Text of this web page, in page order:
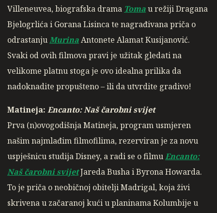
Villeneuvea, biografska drama Tomau režiji Dragana
Bjelogrlića i Gorana Lisinca te nagrađivana priča o
odrastanjuMurinaAntonete Alamat Kusijanović.
Svaki od ovih filmova pravi je užitak gledati na
velikome platnu stoga je ovo idealna prilika da
nadoknadite propušteno – ili da utvrdite gradivo!
Matineja: Encanto: Naš čarobni svijet
Prva (n)ovogodišnja Matineja, program usmjeren
našim najmlađim filmofilima, rezerviran je za novu
uspješnicu studija Disney, a radi se o filmuEncanto:
Naš čarobni svijetJareda Busha i Byrona Howarda.
To je priča o neobičnoj obitelji Madrigal, koja živi
skrivena u začaranoj kući u planinama Kolumbije u